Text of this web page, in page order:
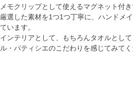
メモクリップとして使えるマグネット付
厳選した素材を1つ1つ丁寧に、ハンドメ
ています。
インテリアとして、もちろんタオルとして
ル・パティシエのこだわりを感じてみて